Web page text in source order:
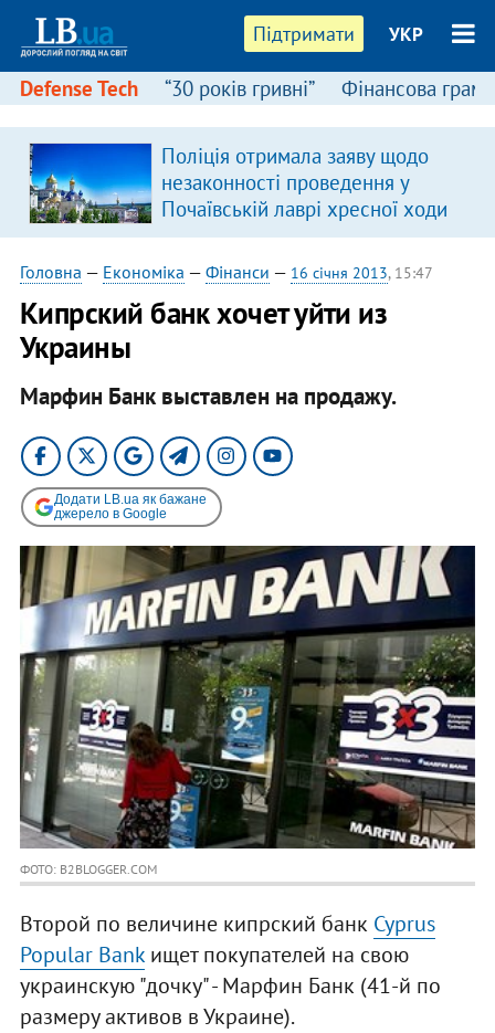
Підтримати УКР
Defense Tech “30 років гривні” Фінансова
Поліція отримала заяву щодо
незаконності проведення у
Почаївській лаврі хресної ходи
Головна — Економіка — Фінанси — 16 січня 2013, 15:47
Кипрский банк хочет уйти из
Украины
Марфин Банк выставлен на продажу.
Додати LB.ua як бажане
джерело в Google
ФОТО: B2BLOGGER.COM
Второй по величине кипрский банк Cyprus
Popular Bankищет покупателей на свою
украинскую "дочку" - Марфин Банк (41-й по
размеру активов в Украине).